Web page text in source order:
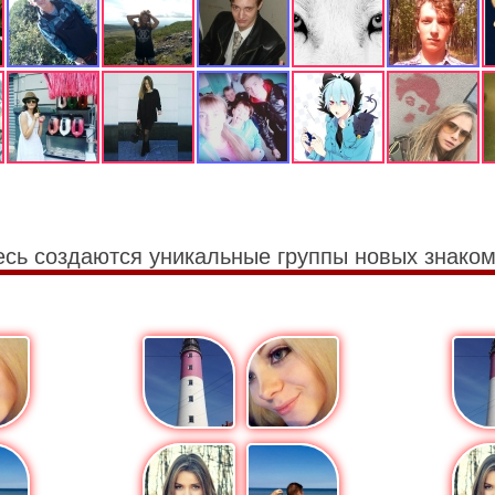
создаются уникальные группы новых